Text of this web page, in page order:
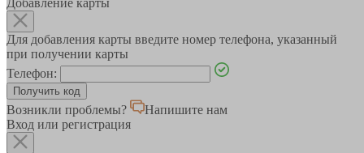
Добавление карты
Для добавления карты введите номер телефона, указанный
при получении карты
Телефон:
Возникли проблемы?
Напишите нам
Вход или регистрация